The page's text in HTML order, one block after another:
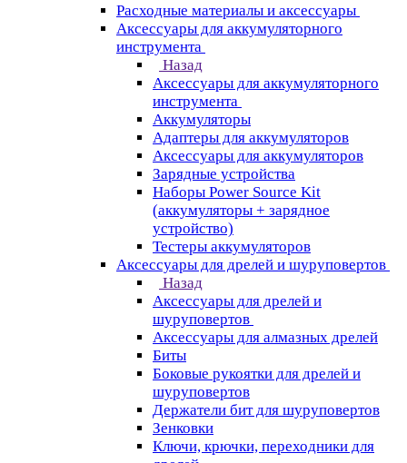
Расходные материалы и аксессуары
Аксессуары для аккумуляторного
инструмента
Назад
Аксессуары для аккумуляторного
инструмента
Aккумуляторы
Адаптеры для аккумуляторов
Аксессуары для аккумуляторов
Зарядные устройства
Наборы Power Source Kit
(аккумуляторы + зарядное
устройство)
Тестеры аккумуляторов
Аксессуары для дрелей и шуруповертов
Назад
Аксессуары для дрелей и
шуруповертов
Аксессуары для алмазных дрелей
Биты
Боковые рукоятки для дрелей и
шуруповертов
Держатели бит для шуруповертов
Зенковки
Ключи, крючки, переходники для